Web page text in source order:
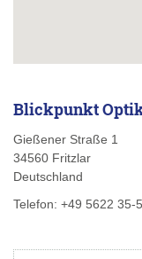
Blickpunkt
Gießener Straße 1
34560 Fritzlar
Deutschland
Telefon: +49 5622 35-